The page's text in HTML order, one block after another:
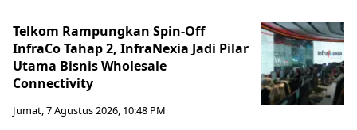
Telkom Rampungkan Spin-Off
InfraCo Tahap 2, InfraNexia Jadi Pilar
Utama Bisnis Wholesale
Connectivity
Jumat, 7 Agustus 2026, 10:48 PM